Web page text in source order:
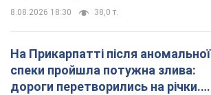
8.08.2026 18:30 38,0 т.
На Прикарпатті після аномальної
спеки пройшла потужна злива:
дороги перетворились на річки.